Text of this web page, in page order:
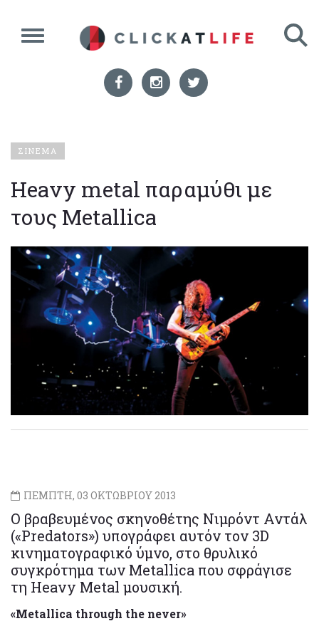
ΣΙΝΕΜΑ
Heavy metal παραμύθι με
τους Metallica
ΠΕΜΠΤΗ, 03 ΟΚΤΩΒΡΙΟΥ 2013
Ο βραβευμένος σκηνοθέτης Nιμρόντ Αντάλ
(«Predators») υπογράφει αυτόν τον 3D
κινηματογραφικό ύμνο, στο θρυλικό
συγκρότημα των Metallica που σφράγισε
τη Heavy Metal μουσική.
«Μetallica through the never»